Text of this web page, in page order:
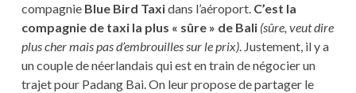
compagnie Blue Bird Taxidans l’aéroport. C’est la
compagnie de taxi la plus « sûre » de Bali (sûre, veut dire
plus cher mais pas d’embrouilles sur le prix). Justement, il y a
un couple de néerlandais qui est en train de négocier un
trajet pour Padang Bai. On leur propose de partager le